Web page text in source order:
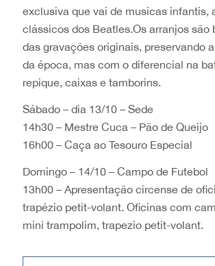
exclusiva que vai de musicas infantis,
clássicos dos Beatles.Os arranjos são
das gravações originais, preservando
da época, mas com o diferencial na
repique, caixas e tamborins.
Sábado – dia 13/10 – Sede
14h30 – Mestre Cuca – Pão de Queijo
16h00 – Caça ao Tesouro Especial
Domingo – 14/10 – Campo de Futebol
13h00 – Apresentação circense de
trapézio petit-volant. Oficinas com
mini trampolim, trapezio petit-volant.